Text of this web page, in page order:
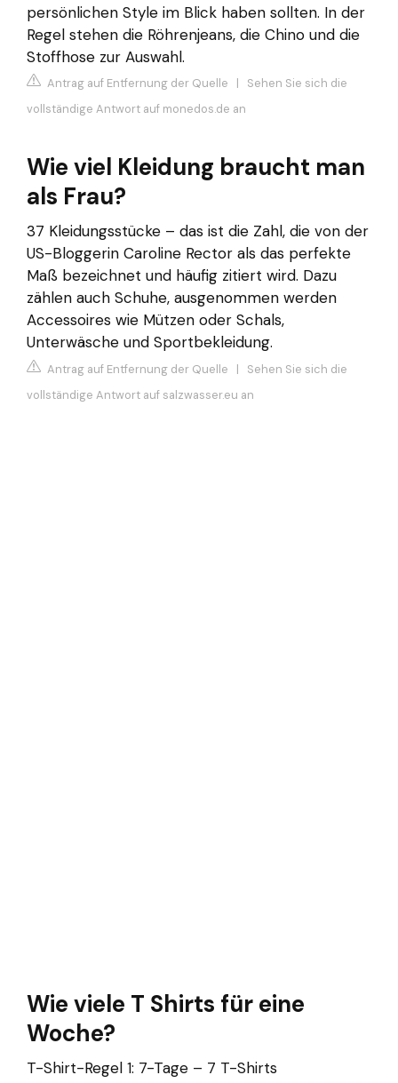
persönlichen Style im Blick haben sollten. In der
Regel stehen die Röhrenjeans, die Chino und die
Stoffhose zur Auswahl.
Antrag auf Entfernung der Quelle | Sehen Sie sich die
vollständige Antwort auf monedos.de an
Wie viel Kleidung braucht man
als Frau?
37 Kleidungsstücke – das ist die Zahl, die von der
US-Bloggerin Caroline Rector als das perfekte
Maß bezeichnet und häufig zitiert wird. Dazu
zählen auch Schuhe, ausgenommen werden
Accessoires wie Mützen oder Schals,
Unterwäsche und Sportbekleidung.
Antrag auf Entfernung der Quelle | Sehen Sie sich die
vollständige Antwort auf salzwasser.eu an
Wie viele T Shirts für eine
Woche?
T-Shirt-Regel 1: 7-Tage – 7 T-Shirts